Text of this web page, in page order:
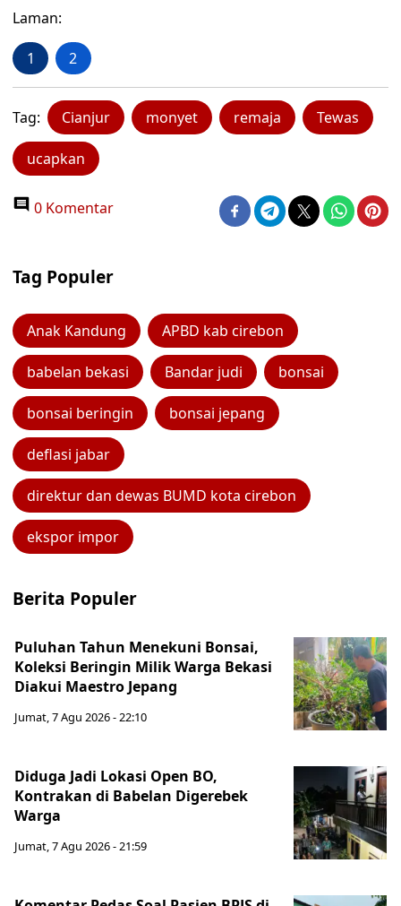
Laman:
1 2
Tag: Cianjur monyet remaja Tewas
ucapkan
0 Komentar
Tag Populer
Anak Kandung APBD kab cirebon
babelan bekasi Bandar judi bonsai
bonsai beringin bonsai jepang
deflasi jabar
direktur dan dewas BUMD kota cirebon
ekspor impor
Berita Populer
Puluhan Tahun Menekuni Bonsai,
Koleksi Beringin Milik Warga Bekasi
Diakui Maestro Jepang
Jumat, 7 Agu 2026 - 22:10
Diduga Jadi Lokasi Open BO,
Kontrakan di Babelan Digerebek
Warga
Jumat, 7 Agu 2026 - 21:59